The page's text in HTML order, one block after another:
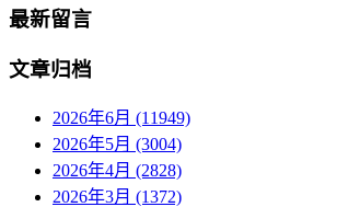
最新留言
文章归档
2026年6月 (11949)
2026年5月 (3004)
2026年4月 (2828)
2026年3月 (1372)